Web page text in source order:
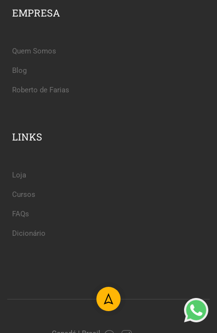
EMPRESA
Quem Somos
Blog
Roberto de Farias
LINKS
Loja
Cursos
FAQs
Dicionário